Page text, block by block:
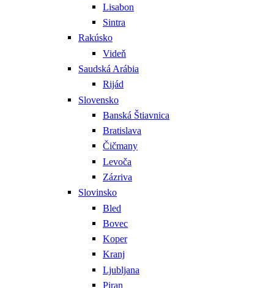
Lisabon
Sintra
Rakúsko
Videň
Saudská Arábia
Rijád
Slovensko
Banská Štiavnica
Bratislava
Čičmany
Levoča
Zázriva
Slovinsko
Bled
Bovec
Koper
Kranj
Ljubljana
Piran